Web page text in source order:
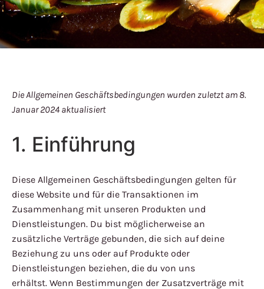
Die Allgemeinen Geschäftsbedingungen wurden zuletzt am 8.
Januar 2024 aktualisiert
1. Einführung
Diese Allgemeinen Geschäftsbedingungen gelten für
diese Website und für die Transaktionen im
Zusammenhang mit unseren Produkten und
Dienstleistungen. Du bist möglicherweise an
zusätzliche Verträge gebunden, die sich auf deine
Beziehung zu uns oder auf Produkte oder
Dienstleistungen beziehen, die du von uns
erhältst. Wenn Bestimmungen der Zusatzverträge mit